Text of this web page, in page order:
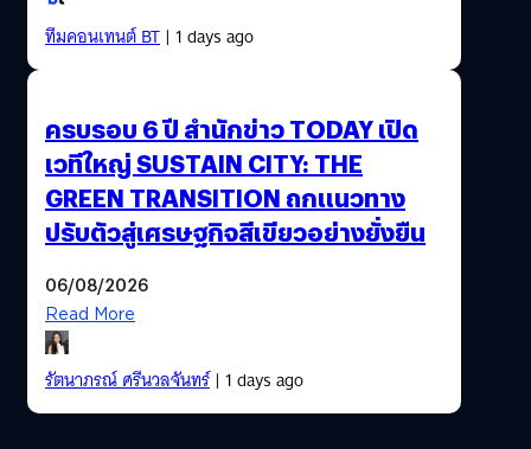
ทีมคอนเทนต์ BT| 1 days ago
ครบรอบ 6 ปี สำนักข่าว TODAY เปิด
เวทีใหญ่ SUSTAIN CITY: THE
GREEN TRANSITION ถกแนวทาง
ปรับตัวสู่เศรษฐกิจสีเขียวอย่างยั่งยืน
06/08/2026
Read More
รัตนาภรณ์ ศรีนวลจันทร์| 1 days ago